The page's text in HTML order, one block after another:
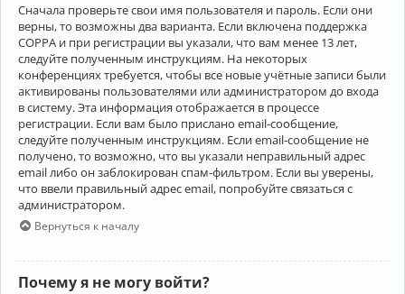
Сначала проверьте свои имя пользователя и пароль. Если они
верны, то возможны два варианта. Если включена поддержка
COPPA и при регистрации вы указали, что вам менее 13 лет,
следуйте полученным инструкциям. На некоторых
конференциях требуется, чтобы все новые учётные записи были
активированы пользователями или администратором до входа
в систему. Эта информация отображается в процессе
регистрации. Если вам было прислано email-сообщение,
следуйте полученным инструкциям. Если email-сообщение не
получено, то возможно, что вы указали неправильный адрес
email либо он заблокирован спам-фильтром. Если вы уверены,
что ввели правильный адрес email, попробуйте связаться с
администратором.
Вернуться к началу
Почему я не могу войти?